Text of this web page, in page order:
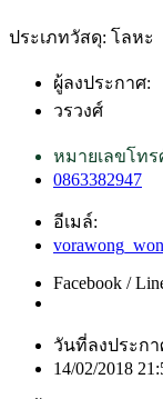
ประเภทวัสดุ: โลหะ
ผู้ลงประกาศ:
วรวงศ์
หมายเลขโท
0863382947
อีเมล์:
Facebook /
วันที่ลงประกา
14/02/2018